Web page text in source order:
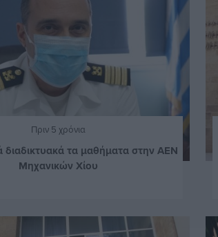
Πριν 5 χρόνια
διαδικτυακά τα μαθήματα στην ΑΕΝ
Μηχανικών Χίου